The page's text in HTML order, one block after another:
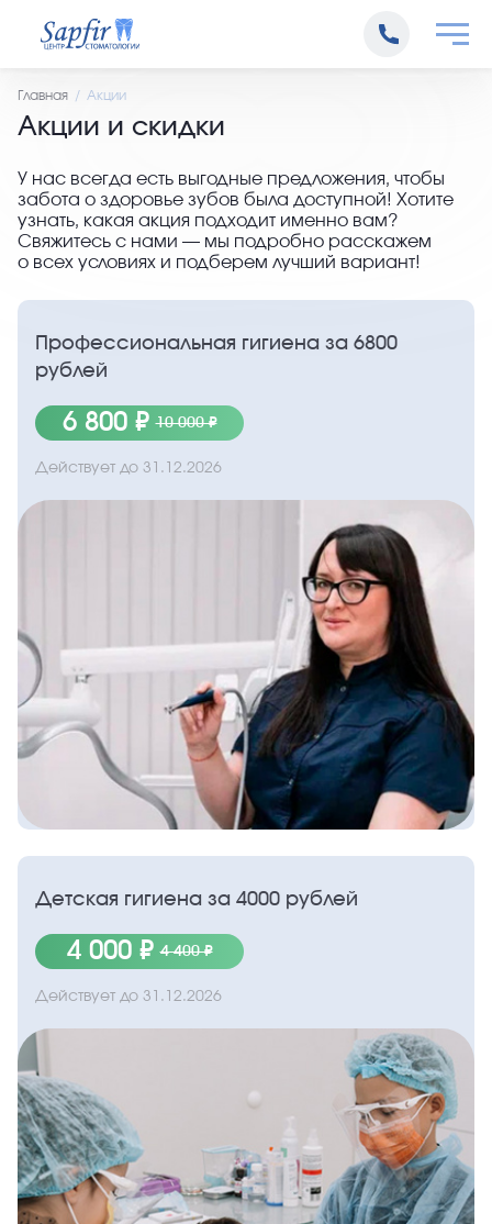
Главная Акции
Акции и скидки
У нас всегда есть выгодные предложения, чтобы
забота о здоровье зубов была доступной! Хотите
узнать, какая акция подходит именно вам?
Свяжитесь с нами — мы подробно расскажем
о всех условиях и подберем лучший вариант!
Профессиональная гигиена за 6800
рублей
6 800 ₽ 10 000 ₽
Действует до 31.12.2026
Детская гигиена за 4000 рублей
4 000 ₽ 4 400 ₽
Действует до 31.12.2026